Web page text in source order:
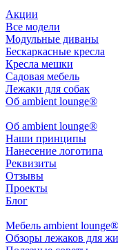
Акции
Все модели
Модульные диваны
Бескаркасные кресла
Кресла мешки
Садовая мебель
Лежаки для собак
Об ambient lounge®
Oб ambient lounge®
Наши принципы
Нанесение логотипа
Реквизиты
Отзывы
Проекты
Блог
Мебель ambient
Обзоры лежаков для